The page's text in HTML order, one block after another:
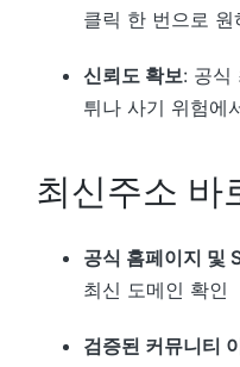
클릭 한 번으로
신뢰도 확보: 공식
튀나 사기 위험에
최신주소 바
공식 홈페이지 및
최신 도메인 확인
검증된 커뮤니티